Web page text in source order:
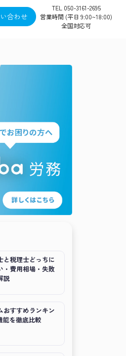
合わせ
TEL 050-3161-2695
営業時間 (平日 9:00~18:00)
全国対応可
と税理士どっちに
・費用相場・失敗
説
おすすめランキン
能を徹底比較